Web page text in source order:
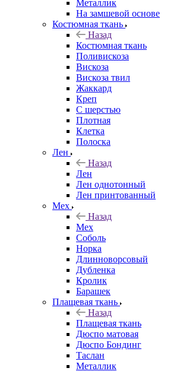
Металлик
На замшевой основе
Костюмная ткань
Назад
Костюмная ткань
Поливискоза
Вискоза
Вискоза твил
Жаккард
Креп
С шерстью
Плотная
Клетка
Полоска
Лен
Назад
Лен
Лен однотонный
Лен принтованный
Мех
Назад
Мех
Соболь
Норка
Длинноворсовый
Дубленка
Кролик
Барашек
Плащевая ткань
Назад
Плащевая ткань
Дюспо матовая
Дюспо Бондинг
Таслан
Металлик